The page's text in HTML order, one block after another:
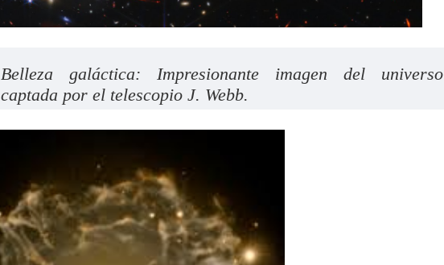
Belleza galáctica: Impresionante imagen del universo
captada por el telescopio J. Webb.